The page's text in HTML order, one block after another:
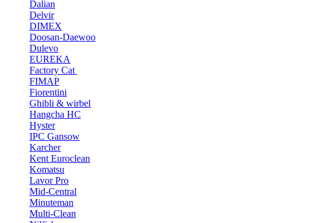
Dalian
Delvir
DIMEX
Doosan-Daewoo
Dulevo
EUREKA
Factory Cat
FIMAP
Fiorentini
Ghibli & wirbel
Hangcha HC
Hyster
IPC Gansow
Karcher
Kent Euroclean
Komatsu
Lavor Pro
Mid-Central
Minuteman
Multi-Clean